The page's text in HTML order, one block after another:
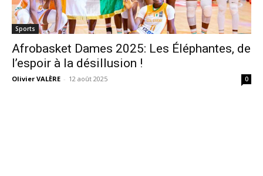
Sports
Afrobasket Dames 2025: Les Éléphantes, de
l’espoir à la désillusion !
Olivier VALÈRE - 12 août 2025 0